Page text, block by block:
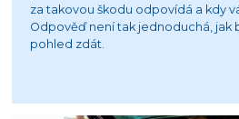
za takovou škodu odpovídá a kdy
Odpověď není tak jednoduchá, jak
pohled zdát.